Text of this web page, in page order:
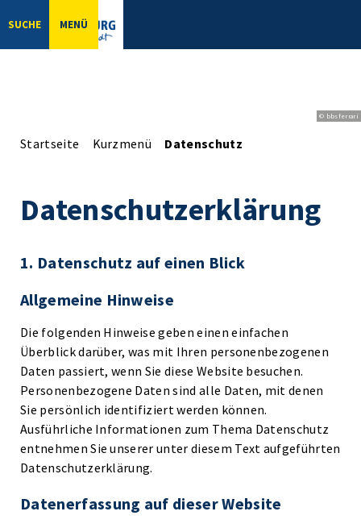
SUCHE MENÜ
© bbsferrari
Startseite Kurzmenü Datenschutz
Datenschutzerklärung
1. Datenschutz auf einen Blick
Allgemeine Hinweise
Die folgenden Hinweise geben einen einfachen
Überblick darüber, was mit Ihren personenbezogenen
Daten passiert, wenn Sie diese Website besuchen.
Personenbezogene Daten sind alle Daten, mit denen
Sie persönlich identifiziert werden können.
Ausführliche Informationen zum Thema Datenschutz
entnehmen Sie unserer unter diesem Text aufgeführten
Datenschutzerklärung.
Datenerfassung auf dieser Website